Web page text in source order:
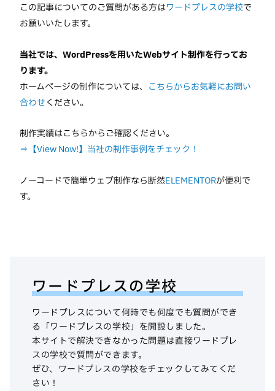
この記事についてのご質問がある方はワードプレスの学校で
お願いいたします。
当社では、WordPressを用いたWebサイト制作を行ってお
ります。
ホームページの制作については、 こちらからお気軽にお問い
合わせください。
制作実績はこちらからご確認ください。
⇒【View Now!】当社の制作事例をチェック！
ノーコードで簡単ウェブ制作なら断然ELEMENTORが便利で
す。
ワードプレスの学校
ワードプレスについて何時でも何度でも質問ができ
る「ワードプレスの学校」を開設しました。
本サイトで解決できなかった問題は直接ワードプレ
スの学校で質問ができます。
ぜひ、ワードプレスの学校をチェックしてみてくだ
さい！